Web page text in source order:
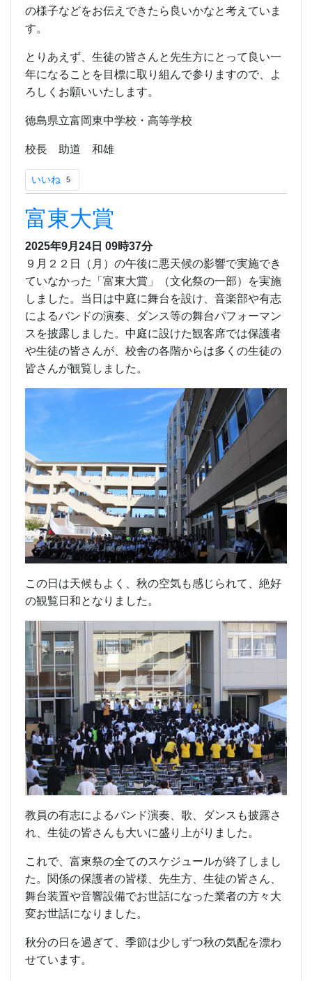
の様子などをお伝えできたら良いかなと考えていま
す。
とりあえず、生徒の皆さんと先生方にとって良い一
年になることを目標に取り組んで参りますので、よ
ろしくお願いいたします。
徳島県立富岡東中学校・高等学校
校長 助道 和雄
いいね 5
富東大賞
2025年9月24日 09時37分
９月２２日（月）の午後に悪天候の影響で実施でき
ていなかった「富東大賞」（文化祭の一部）を実施
しました。当日は中庭に舞台を設け、音楽部や有志
によるバンドの演奏、ダンス等の舞台パフォーマン
スを披露しました。中庭に設けた観客席では保護者
や生徒の皆さんが、校舎の各階からは多くの生徒の
皆さんが観覧しました。
この日は天候もよく、秋の空気も感じられて、絶好
の観覧日和となりました。
教員の有志によるバンド演奏、歌、ダンスも披露さ
れ、生徒の皆さんも大いに盛り上がりました。
これで、富東祭の全てのスケジュールが終了しまし
た。関係の保護者の皆様、先生方、生徒の皆さん、
舞台装置や音響設備でお世話になった業者の方々大
変お世話になりました。
秋分の日を過ぎて、季節は少しずつ秋の気配を漂わ
せています。